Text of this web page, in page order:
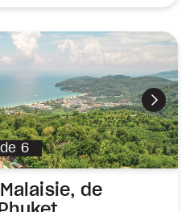
de 6
de